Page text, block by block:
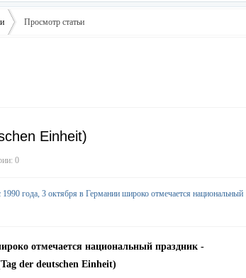
Просмотр статьи
Einheit)
0
года, 3 октября в Германии широко отмечается национальный
отмечается национальный праздник -
der deutschen Einheit)